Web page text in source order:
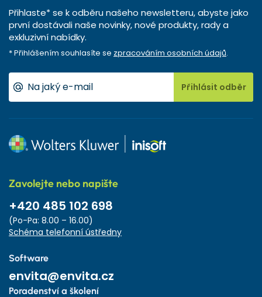
Přihlaste* se k odběru našeho newsletteru, abyste jako
první dostávali naše novinky, nové produkty, rady a
exkluzivní nabídky.
* Přihlášením souhlasíte se zpracováním osobních údajů.
Přihlásit odběr
Zavolejte nebo napište
+420 485 102 698
(Po-Pa: 8.00 – 16.00)
Schéma telefonní ústředny
Software
envita@envita.cz
Poradenství a školení